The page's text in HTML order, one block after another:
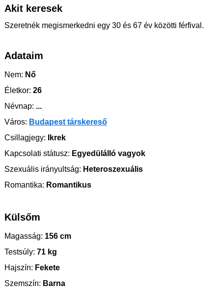
Akit keresek
Szeretnék megismerkedni egy 30 és 67 év közötti férfival.
Adataim
Nem: Nő
Életkor: 26
Névnap: ...
Város: Budapest társkereső
Csillagjegy: Ikrek
Kapcsolati státusz: Egyedülálló vagyok
Szexuális irányultság: Heteroszexuális
Romantika: Romantikus
Külsőm
Magasság: 156 cm
Testsúly: 71 kg
Hajszín: Fekete
Szemszín: Barna